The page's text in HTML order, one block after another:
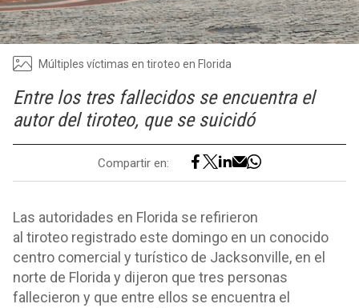
Múltiples víctimas en tiroteo en Florida
Entre los tres fallecidos se encuentra el
autor del tiroteo, que se suicidó
Compartir en:
Las autoridades en Florida se refirieron
al tiroteo registrado este domingo en un conocido
centro comercial y turístico de Jacksonville, en el
norte de Florida y dijeron que tres personas
fallecieron y que entre ellos se encuentra el